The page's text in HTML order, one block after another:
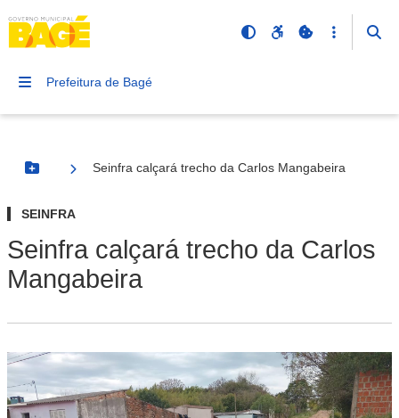
Prefeitura de Bagé
Botão Menu
Seinfra calçará trecho da Carlos Mangabeira
SEINFRA
Seinfra calçará trecho da Carlos
Mangabeira